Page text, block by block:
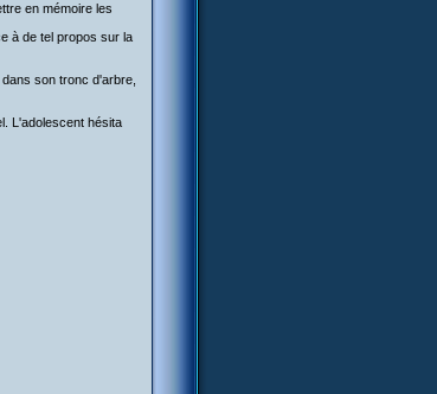
en mémoire les
à de tel propos sur la
son tronc d'arbre,
L'adolescent hésita